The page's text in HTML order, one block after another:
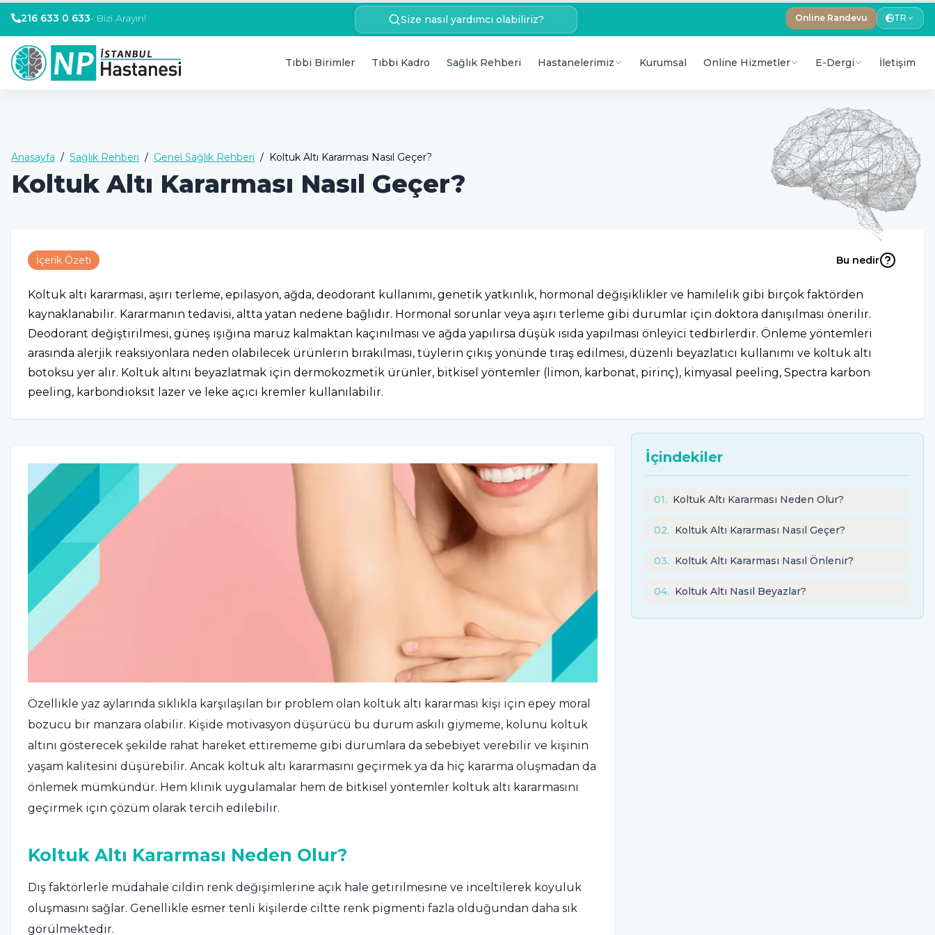
216 633 0 633• Bizi Arayın! Size nasıl yardımcı olabiliriz? Online Randevu TR
Tıbbi Birimler Tıbbi Kadro Sağlık Rehberi Hastanelerimiz Kurumsal Online Hizmetler E-Dergi İletişim
Anasayfa / Sağlık Rehberi / Genel Sağlık Rehberi / Koltuk Altı Kararması Nasıl Geçer?
Koltuk Altı Kararması Nasıl Geçer?
İçerik Özeti Bu nedir
Koltuk altı kararması, aşırı terleme, epilasyon, ağda, deodorant kullanımı, genetik yatkınlık, hormonal değişiklikler ve hamilelik gibi birçok faktörden
kaynaklanabilir. Kararmanın tedavisi, altta yatan nedene bağlıdır. Hormonal sorunlar veya aşırı terleme gibi durumlar için doktora danışılması önerilir.
Deodorant değiştirilmesi, güneş ışığına maruz kalmaktan kaçınılması ve ağda yapılırsa düşük ısıda yapılması önleyici tedbirlerdir. Önleme yöntemleri
arasında alerjik reaksiyonlara neden olabilecek ürünlerin bırakılması, tüylerin çıkış yönünde tıraş edilmesi, düzenli beyazlatıcı kullanımı ve koltuk altı
botoksu yer alır. Koltuk altını beyazlatmak için dermokozmetik ürünler, bitkisel yöntemler (limon, karbonat, pirinç), kimyasal peeling, Spectra karbon
peeling, karbondioksit lazer ve leke açıcı kremler kullanılabilir.
Özellikle yaz aylarında sıklıkla karşılaşılan bir problem olan koltuk altı kararması kişi için epey moral
bozucu bir manzara olabilir. Kişide motivasyon düşürücü bu durum askılı giymeme, kolunu koltuk
altını gösterecek şekilde rahat hareket ettirememe gibi durumlara da sebebiyet verebilir ve kişinin
yaşam kalitesini düşürebilir. Ancak koltuk altı kararmasını geçirmek ya da hiç kararma oluşmadan da
önlemek mümkündür. Hem klinik uygulamalar hem de bitkisel yöntemler koltuk altı kararmasını
geçirmek için çözüm olarak tercih edilebilir.
Koltuk Altı Kararması Neden Olur?
Dış faktörlerle müdahale cildin renk değişimlerine açık hale getirilmesine ve inceltilerek koyuluk
oluşmasını sağlar. Genellikle esmer tenli kişilerde ciltte renk pigmenti fazla olduğundan daha sık
görülmektedir.
İçindekiler
01. Koltuk Altı Kararması Neden Olur?
02. Koltuk Altı Kararması Nasıl Geçer?
03. Koltuk Altı Kararması Nasıl Önlenir?
04. Koltuk Altı Nasıl Beyazlar?